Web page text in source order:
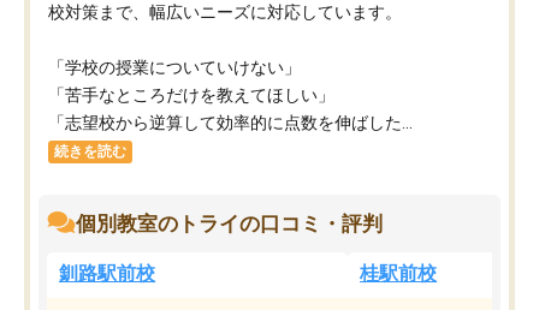
校対策まで、幅広いニーズに対応しています。​
「学校の授業についていけない」​
「苦手なところだけを教えてほしい」​
「志望校から逆算して効率的に点数を伸ばした...
続きを読む
個別教室のトライの口コミ・評判
釧路駅前校 桂駅前校